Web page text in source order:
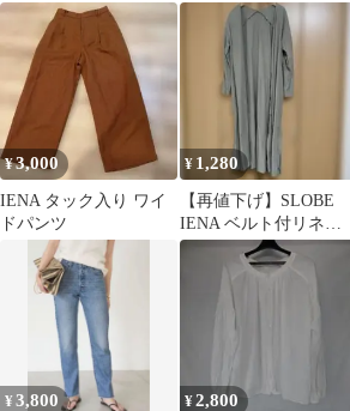
36
¥3,000
IENA タック入り ワイ
ドパンツ
¥ 1,280
【再値下げ】SLOBE
IENA ベルト付リネン
混ガウン オリーブ
ロング羽織物
¥3,800 ¥2,800